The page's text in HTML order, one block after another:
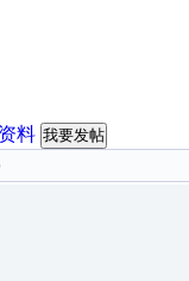
料 我要发帖